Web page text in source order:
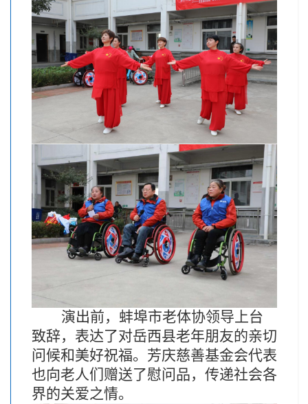
演出前，蚌埠市老体协领导上台
致辞，表达了对岳西县老年朋友的亲切
问候和美好祝福。芳庆慈善基金会代表
也向老人们赠送了慰问品，传递社会各
界的关爱之情。